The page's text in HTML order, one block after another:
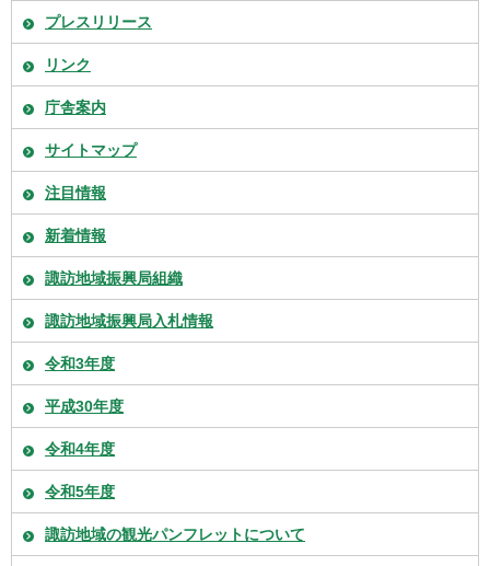
プレスリリース
リンク
庁舎案内
サイトマップ
注目情報
新着情報
諏訪地域振興局組織
諏訪地域振興局入札情報
令和3年度
平成30年度
令和4年度
令和5年度
諏訪地域の観光パンフレットについて